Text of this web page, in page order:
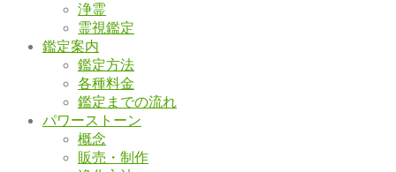
浄霊
霊視鑑定
鑑定案内
鑑定方法
各種料金
鑑定までの流れ
パワーストーン
概念
販売・制作